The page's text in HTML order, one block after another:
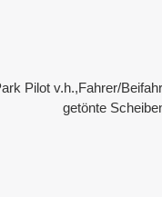
Pilot v.h.,Fahrer/
getönte